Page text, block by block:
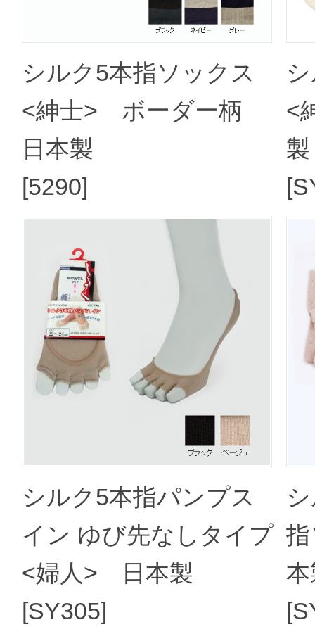
シルク5本指ソックス
<紳士> ボーダー柄
日本製
[5290]
<
製
シルク5本指パンプス
イン ゆび先なしタイプ
<婦人> 日本製
[SY305]